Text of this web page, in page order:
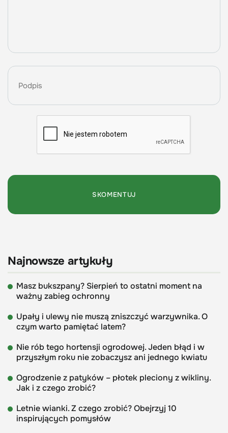
Najnowsze artykuły
Masz bukszpany? Sierpień to ostatni moment na
ważny zabieg ochronny
Upały i ulewy nie muszą zniszczyć warzywnika. O
czym warto pamiętać latem?
Nie rób tego hortensji ogrodowej. Jeden błąd i w
przyszłym roku nie zobaczysz ani jednego kwiatu
Ogrodzenie z patyków – płotek pleciony z wikliny.
Jak i z czego zrobić?
Letnie wianki. Z czego zrobić? Obejrzyj 10
inspirujących pomysłów